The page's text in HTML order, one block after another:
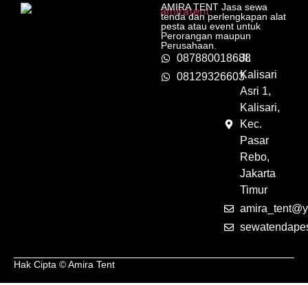
AMIRA TENT Jasa sewa
tenda dan perlengkapan alat
pesta atau event untuk
Perorangan maupun
Perusahaan.
087880018688
08129326603
Jl.
Kalisari
Asri 1,
Kalisari,
Kec.
Pasar
Rebo,
Jakarta
Timur
Hak Cipta © Amira Tent